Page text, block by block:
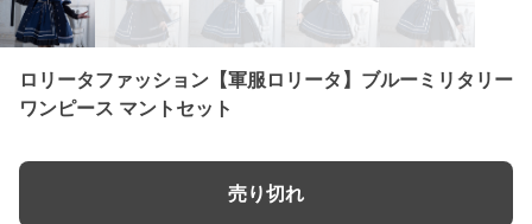
ロリータファッション【軍服ロリータ】ブルーミリタリー
ワンピース マントセット
売り切れ